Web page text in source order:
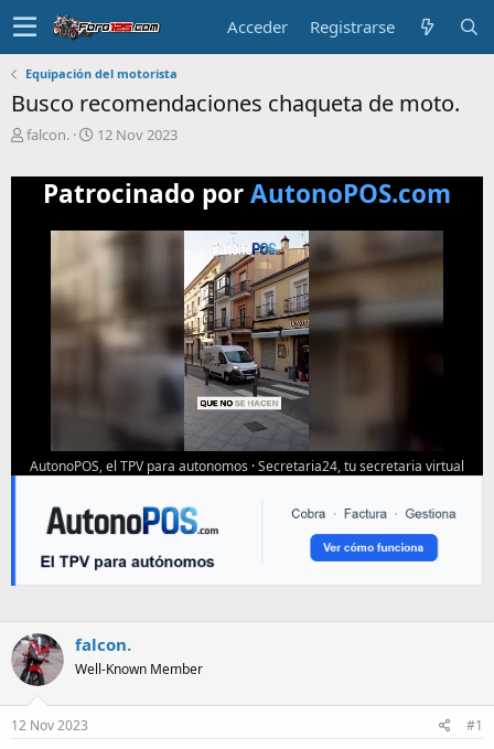
Acceder Registrarse
Equipación del motorista
Busco recomendaciones chaqueta de moto.
T
m
falcon.
F
c
h
d
e
i
12 Nov 2023
Patrocinado porAutonoPOS.com
AutonoPOS, el TPV para autonomos ·Secretaria24, tu secretaria virtual
falcon.
Well-Known Member
12 Nov 2023 #1